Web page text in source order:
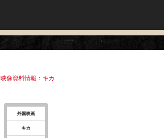
映像資料情報：キカ
外国映画
キカ